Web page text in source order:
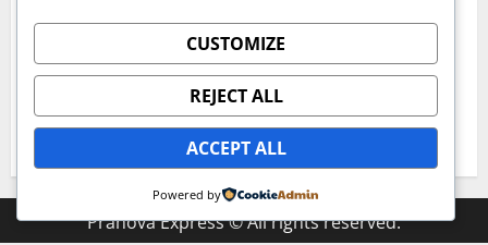
Cum îți verifici sănătatea inimii acasă. Tensiunea
arterială care te trimite la medic. Dr. Monica Trofin-
Bănescu (Sanador): Sunt obiceiuri de bun-simț!
August 6, 2026
Prahova Express © All rights reserved.
CUSTOMIZE
REJECT ALL
ACCEPT ALL
Powered by